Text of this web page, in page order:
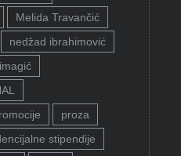
Melida Travančić
nedžad ibrahimović
proza
stipendije